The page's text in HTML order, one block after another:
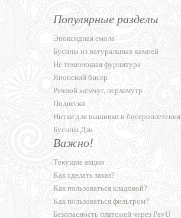
Популярные разделы
Эпоксидная смола
Бусины из натуральных камней
Не темнеющая фурнитура
Японский бисер
Речной жемчуг, перламутр
Подвески
Нитки для вышивки и бисероплетения
Бусины Дзи
Важно!
Текущие акции
Как сделать заказ?
Как пользоваться кладовой?
Как пользоваться фильтром?
Безопасность платежей через PayU